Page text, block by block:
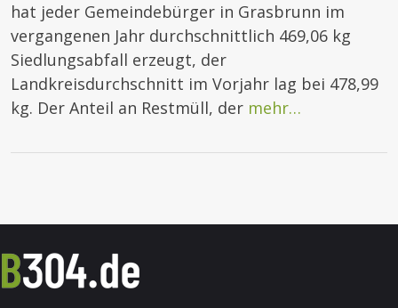
hat jeder Gemeindebürger in Grasbrunn im
vergangenen Jahr durchschnittlich 469,06 kg
Siedlungsabfall erzeugt, der
Landkreisdurchschnitt im Vorjahr lag bei 478,99
kg. Der Anteil an Restmüll, der mehr…